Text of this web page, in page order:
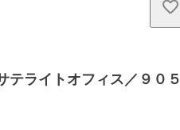
テライトオフィス／９０５